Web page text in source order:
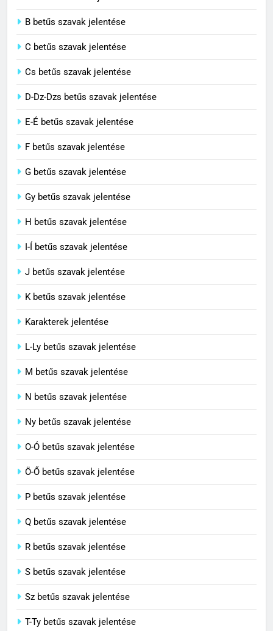
C BETŰS SZAVAK JELENTÉSE
3
4
Contemporary jelentése
5
Célkitűzés jelentése
C BETŰS SZAVAK JELENTÉSE
C BETŰS SZAVAK JELENTÉSE
8
Centenárium jelentése
B betűs szavak jelentése
C betűs szavak jelentése
Cs betűs szavak jelentése
D-Dz-Dzs betűs szavak jelentése
E-É betűs szavak jelentése
F betűs szavak jelentése
G betűs szavak jelentése
Gy betűs szavak jelentése
H betűs szavak jelentése
I-Í betűs szavak jelentése
J betűs szavak jelentése
K betűs szavak jelentése
Karakterek jelentése
L-Ly betűs szavak jelentése
M betűs szavak jelentése
N betűs szavak jelentése
Ny betűs szavak jelentése
O-Ó betűs szavak jelentése
Ö-Ő betűs szavak jelentése
P betűs szavak jelentése
Q betűs szavak jelentése
R betűs szavak jelentése
S betűs szavak jelentése
Sz betűs szavak jelentése
T-Ty betűs szavak jelentése